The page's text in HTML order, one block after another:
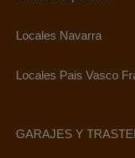
Locales Navarra
Locales Pais Vasco
GARAJES Y